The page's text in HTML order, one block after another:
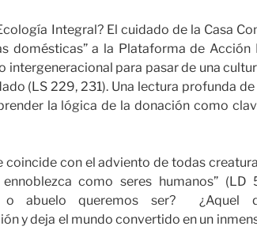
Integral? El cuidado de la Casa
domésticas” a la Plataforma de Acción
para pasar de una
(LS 229, 231). Una lectura profunda
la lógica de la donación como
con el adviento de todas
como seres humanos” (LD
o abuelo queremos ser? ¿Aquel
y deja el mundo convertido en un